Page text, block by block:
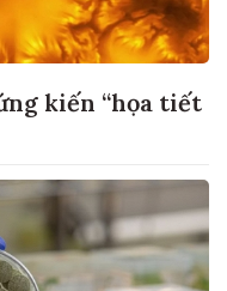
kiến “họa tiết